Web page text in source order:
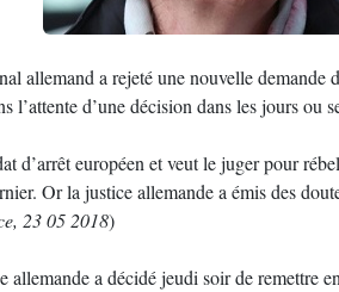
allemand a rejeté une nouvelle demande
l’attente d’une décision dans les jours ou
d’arrêt européen et veut le juger pour
Or la justice allemande a émis des
23 05 2018)
allemande a décidé jeudi soir de remettre